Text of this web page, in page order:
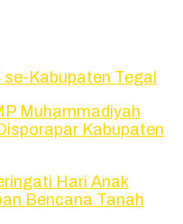
Kabupaten Tegal
Muhammadiyah
Kabupaten
Hari Anak
Bencana Tanah